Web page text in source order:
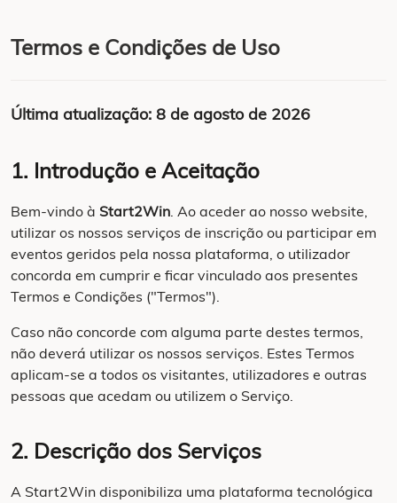
Termos e Condições de Uso
Última atualização: 8 de agosto de 2026
1. Introdução e Aceitação
Bem-vindo à Start2Win. Ao aceder ao nosso website,
utilizar os nossos serviços de inscrição ou participar em
eventos geridos pela nossa plataforma, o utilizador
concorda em cumprir e ficar vinculado aos presentes
Termos e Condições ("Termos").
Caso não concorde com alguma parte destes termos,
não deverá utilizar os nossos serviços. Estes Termos
aplicam-se a todos os visitantes, utilizadores e outras
pessoas que acedam ou utilizem o Serviço.
2. Descrição dos Serviços
A Start2Win disponibiliza uma plataforma tecnológica